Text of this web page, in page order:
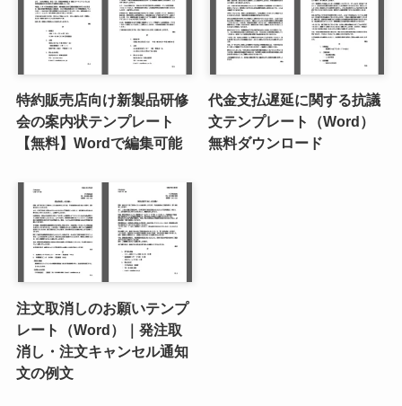
特約販売店向け新製品研修
会の案内状テンプレート
【無料】Wordで編集可能
代金支払遅延に関する抗議
文テンプレート（Word）
無料ダウンロード
注文取消しのお願いテンプ
レート（Word）｜発注取
消し・注文キャンセル通知
文の例文